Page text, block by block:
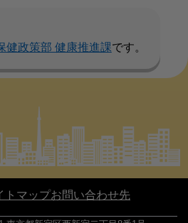
健政策部 健康推進課です。
トマップお問い合わせ先